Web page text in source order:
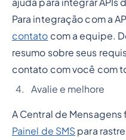
ajuda para integrar APIs
Para integração com a
contato com a equipe.
resumo sobre seus
contato com você com
Avalie e melhore
A Central de
Painel de SMS para